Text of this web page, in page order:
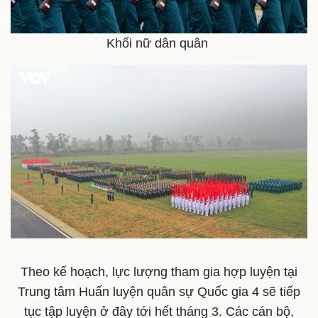
Sức khỏe Đời sống
Khối nữ dân quân
Theo kế hoạch, lực lượng tham gia hợp luyện tại
Trung tâm Huấn luyện quân sự Quốc gia 4 sẽ tiếp
tục tập luyện ở đây tới hết tháng 3. Các cán bộ,